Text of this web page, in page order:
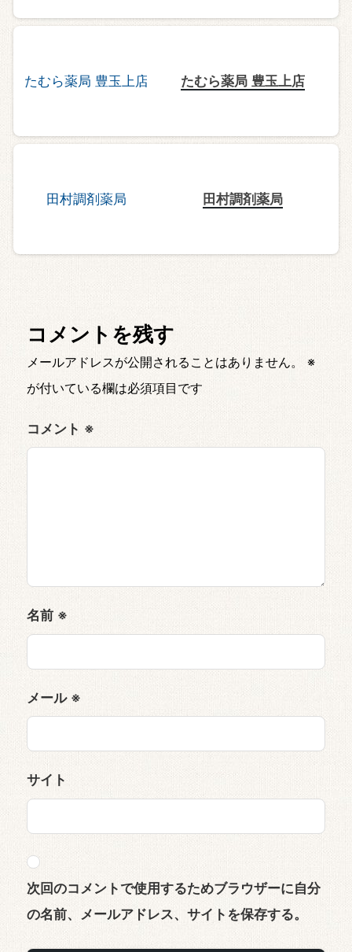
たむら薬局 豊玉上店
田村調剤薬局
コメントを残す
メールアドレスが公開されることはありません。
※
が付いている欄は必須項目です
コメント ※
名前 ※
メール ※
サイト
次回のコメントで使用するためブラウザーに自分
の名前、メールアドレス、サイトを保存する。